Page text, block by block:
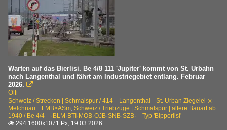
Langenthal
St. Urban (446 müM)
Dieselloks | Schmalspur
4 460 Re 460 ·SBB·
E-Loks | Schmalspur
2010
2012
2015
2016
2020
2020
2021
Warten auf das Bierlisi. Be 4/8 111 'Jupiter' kommt von St. Urbahn
nach Langenthal und fährt am Industriegebiet entlang. Februar
2026. 
Olli
Schweiz / Strecken | Schmalspur / 414 Langenthal – St. Urban Ziegelei ⨯
Melchnau LMB>ASm, Schweiz / Triebzüge | Schmalspur | ältere Bauart ab
1940 / Be 4/4 ·BLM·BTI·MOB·OJB·SNB·SZB· Typ 'Bipperlisi'
 294 1600x1071 Px, 19.03.2026